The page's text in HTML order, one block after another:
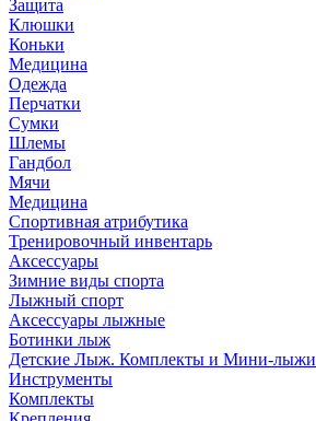
Защита
Клюшки
Коньки
Медицина
Одежда
Перчатки
Сумки
Шлемы
Гандбол
Мячи
Медицина
Спортивная атрибутика
Тренировочный инвентарь
Аксессуары
Зимние виды спорта
Лыжный спорт
Аксессуары лыжные
Ботинки лыж
Детские Лыж. Комплекты и Мини-лыжи
Инструменты
Комплекты